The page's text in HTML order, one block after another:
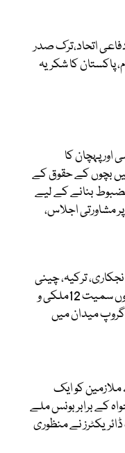
اتحاد،ترک صدر
پاکستان کا شکریہ
اور پہچان کا
بچوں کے حقوق کے
بنانے کے لیے
مشاورتی اجلاس،
ترکیہ، چینی
سرمایہ کاروں سمیت 12ملکی و
میدان میں
کو ایک
کے برابر بونس ملے
ڈائریکٹرز نے منظوری